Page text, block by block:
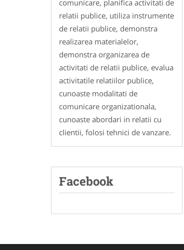
comunicare, planifica activitati de
relatii publice, utiliza instrumente
de relatii publice, demonstra
realizarea materialelor,
demonstra organizarea de
activitati de relatii publice, evalua
activitatile relatiilor publice,
cunoaste modalitati de
comunicare organizationala,
cunoaste abordari in relatii cu
clientii, folosi tehnici de vanzare.
Facebook